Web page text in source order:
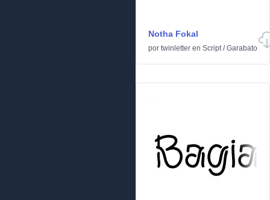
Notha Fokal
por twinletter en Script/Garabato